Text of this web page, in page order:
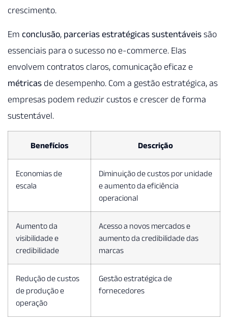
crescimento.
Em conclusão, parcerias estratégicas sustentáveis são
essenciais para o sucesso no e-commerce. Elas
envolvem contratos claros, comunicação eficaz e
métricas de desempenho. Com a gestão estratégica, as
empresas podem reduzir custos e crescer de forma
sustentável.
Benefícios Descrição
Economias de
escala
Diminuição de custos por unidade
e aumento da eficiência
operacional
Aumento da
visibilidade e
credibilidade
Acesso a novos mercados e
aumento da credibilidade das
marcas
Redução de custos
de produção e
operação
Gestão estratégica de
fornecedores